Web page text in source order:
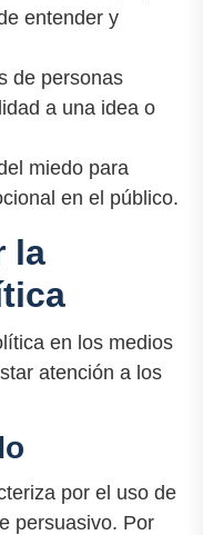
entender y
de personas
a una idea o
miedo para
en el público.
la
en los medios
atención a los
por el uso de
persuasivo. Por